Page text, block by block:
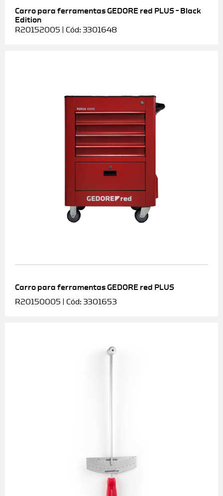
Carro para ferramentas GEDORE red PLUS – Black
Edition
R20152005 | Cód: 3301648
Carro para ferramentas GEDORE red PLUS
R20150005 | Cód: 3301653